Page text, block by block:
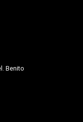
Benito